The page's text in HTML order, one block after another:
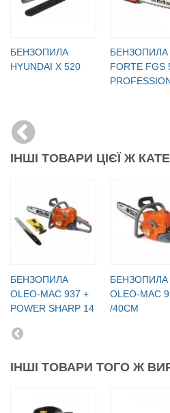
БЕНЗОПИЛА
HYUNDAI Х 520
БЕНЗОПИЛА
FORTE FGS
ІНШІ ТОВАРИ ЦІЄЇ Ж
БЕНЗОПИЛА
OLEO-МАC 937 +
POWER SHARP 14
БЕНЗОПИЛА
OLEO-МАC
/40СМ
ІНШІ ТОВАРИ ТОГО Ж